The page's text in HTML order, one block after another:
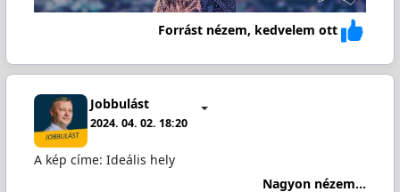
Forrást nézem, kedvelem ott
Jobbulást
2024. 04. 02. 18:20
A kép címe: Ideális hely
Nagyon nézem...